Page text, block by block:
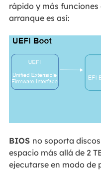
rápido y más funciones
arranque es así:
BIOS no soporta
espacio más allá de 2
ejecutarse en modo de